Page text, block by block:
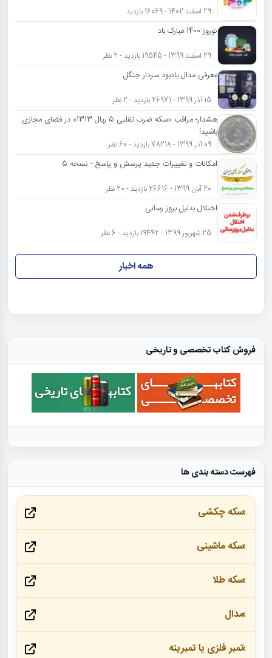
29 اسفند 1402 - 16069 بازدید
نوروز 1400 مبارک باد
29 اسفند 1399 - 19545 بازدید - 2 نظر
معرفی مدال یادبود سردار جنگل
15 آذر 1399 - 26971 بازدید - 2 نظر
هشدار؛ مراقب «سکه ضرب تقلبی 5 ریال 1313» در فضای مجازی
باشید!
09 آذر 1399 - 78218 بازدید - 60 نظر
امکانات و تغییرات جدید پرسش و پاسخ - نسخه 5
20 آبان 1399 - 26616 بازدید - 20 نظر
اختلال بدلیل بروز رسانی
25 شهریور 1399 - 19442 بازدید - 6 نظر
همه اخبار
فروش کتاب تخصصی و تاریخی
فهرست دسته بندی ها
سکه چکشی
سکه ماشینی
سکه طلا
مدال
تمبر فلزی یا تمبرینه